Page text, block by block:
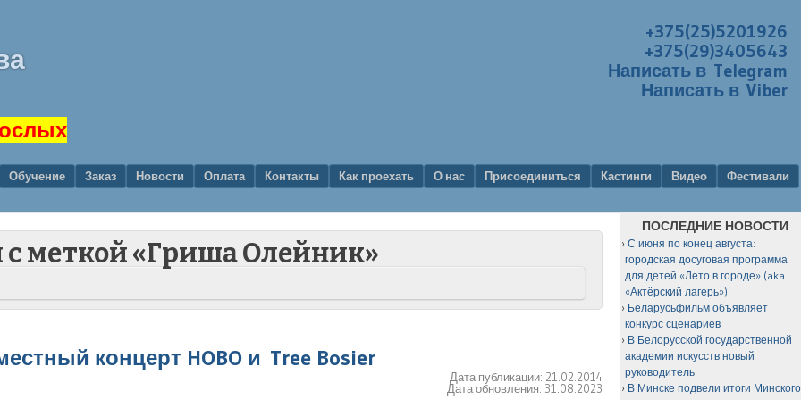
+375(25)5201926
+375(29)3405643
Написать в Telegram
Написать в Viber
Обучение Заказ Новости Оплата Контакты Как проехать О нас Присоединиться Кастинги Видео
Фестивали
с меткой «Гриша Олейник»
концерт HOBO и Tree Bosier
Дата публикации: 21.02.2014
Дата обновления: 31.08.2023
ПОСЛЕДНИЕ НОВОСТИ
С июня по конец августа:
городская досуговая программа
для детей «Лето в городе» (aka
«Актёрский лагерь»)
Беларусьфильм объявляет
конкурс сценариев
В Белорусской государственной
академии искусств новый
руководитель
В Минске подвели итоги Минского